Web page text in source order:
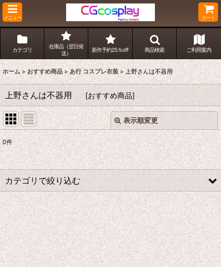
メニュー カート
カテゴリ
在庫品（翌日発
送）
新作予約25％off 商品検索 ご利用案内
ホーム > おすすめ商品 > あ行 コスプレ衣装 > 上野さんは不器用
上野さんは不器用 [おすすめ商品]
表示順変更
表示数:
並び順:
絞り込む
閉じる
0件
カテゴリで絞り込む
あ行 コスプレ衣装 (全商品)
ウマ娘プリティーダービー
あんさんぶるスターズ